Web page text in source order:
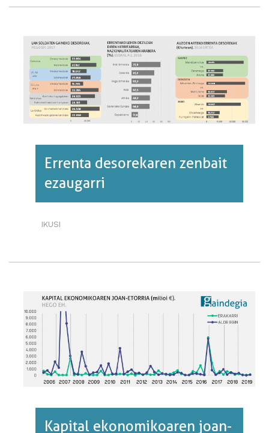
ZERTZELADA:
(I)·RI
BURUZ
Errenta desorekaren zenbait
ezaugarri
IKUSI
EZAUGARRI·RI
Kapital ekonomikoaren joan-